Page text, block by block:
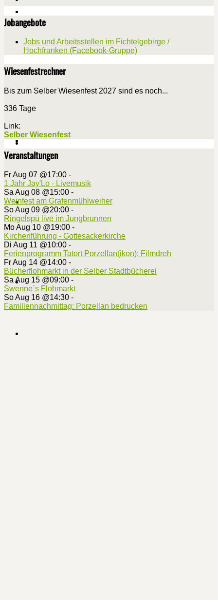
Jobangebote
Jobs und Arbeitsstellen im Fichtelgebirge /
Hochfranken (Facebook-Gruppe)
Wiesenfestrechner
Bis zum Selber Wiesenfest 2027 sind es noch...
336 Tage
Link:
Selber Wiesenfest
Veranstaltungen
Fr Aug 07 @17:00 -
1 Jahr Jay'Lo - Livemusik
Sa Aug 08 @15:00 -
Weinfest am Grafenmühlweiher
So Aug 09 @20:00 -
Ringelspü live im Jungbrunnen
Mo Aug 10 @19:00 -
Kirchenführung - Gottesackerkirche
Di Aug 11 @10:00 -
Ferienprogramm Tatort Porzellan(ikon): Filmdreh
Fr Aug 14 @14:00 -
Bücherflohmarkt in der Selber Stadtbücherei
Sa Aug 15 @09:00 -
Swenne´s Flohmarkt
So Aug 16 @14:30 -
Familiennachmittag: Porzellan bedrucken